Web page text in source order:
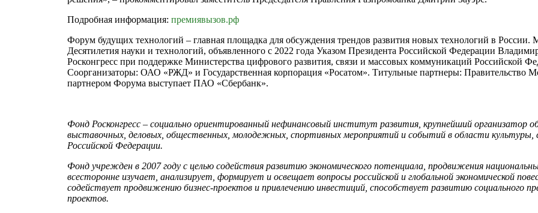
Подробная информация: премиявызов.рф
Форум будущих технологий – главная площадка для обсуждения трендов развития новых технологий в России.
Десятилетия науки и технологий, объявленного с 2022 года Указом Президента Российской Федерации
Росконгресс при поддержке Министерства цифрового развития, связи и массовых коммуникаций Российской
Соорганизаторы: ОАО «РЖД» и Государственная корпорация «Росатом». Титульные партнеры: Правительство
партнером Форума выступает ПАО «Сбербанк».
Фонд Росконгресс – социально ориентированный нефинансовый институт развития, крупнейший организатор
выставочных, деловых, общественных, молодежных, спортивных мероприятий и событий в области культуры,
Российской Федерации.
Фонд учрежден в 2007 году с целью содействия развитию экономического потенциала, продвижения
всесторонне изучает, анализирует, формирует и освещает вопросы российской и глобальной экономической
содействует продвижению бизнес-проектов и привлечению инвестиций, способствует развитию социального
проектов.